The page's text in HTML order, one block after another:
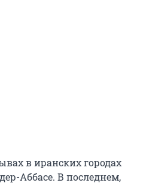
в иранских городах
Аббасе. В последнем,